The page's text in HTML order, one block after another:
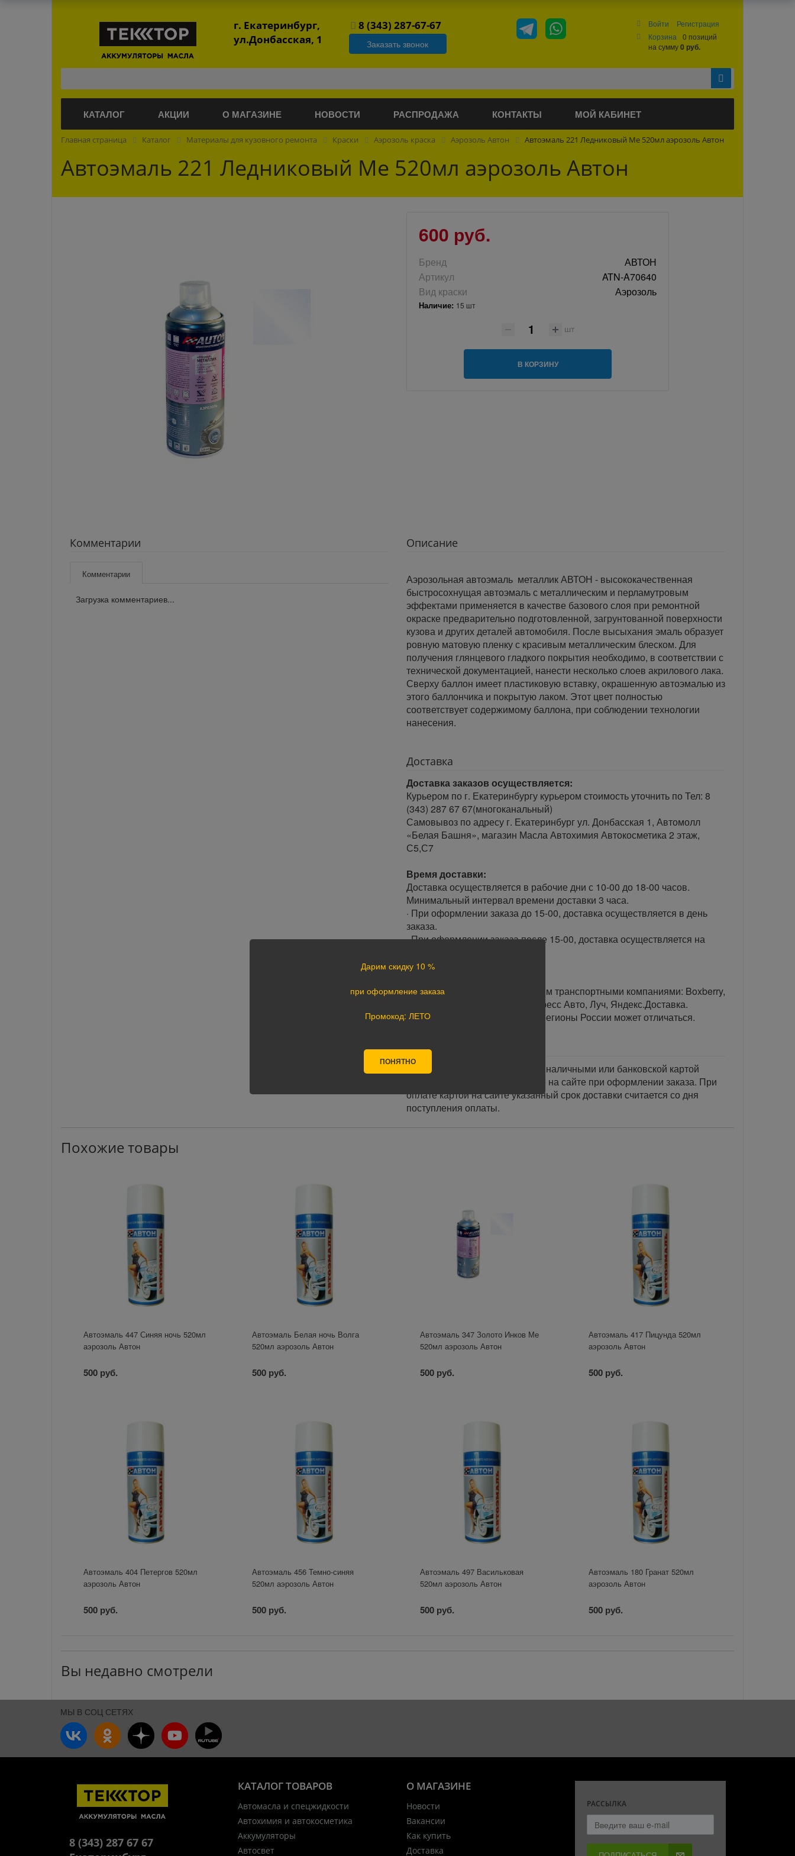
г. Екатеринбург,
ул.Донбасская, 1
8 (343) 287-67-67
Заказать звонок
Войти
Регистрация
Корзина
0 позиций
на сумму0 руб.
КАТАЛОГ АКЦИИ О МАГАЗИНЕ НОВОСТИ РАСПРОДАЖА КОНТАКТЫ МОЙ КАБИНЕТ
Главная страница Каталог Материалы для кузовного ремонта Краски Аэрозоль краска Аэрозоль Автон Автоэмаль 221 Ледниковый Ме 520мл аэрозоль Автон
Автоэмаль 221 Ледниковый Ме 520мл аэрозоль Автон
600 руб.
Бренд
АВТОН
Артикул
ATN-A70640
Вид краски
Аэрозоль
Наличие: 15 шт
шт
В КОРЗИНУ
Комментарии
Комментарии
Загрузка комментариев...
Описание
Аэрозольная автоэмаль металлик АВТОН - высококачественная
быстросохнущая автоэмаль с металлическим и перламутровым
эффектами применяется в качестве базового слоя при ремонтной
окраске предварительно подготовленной, загрунтованной поверхности
кузова и других деталей автомобиля. После высыхания эмаль образует
ровную матовую пленку с красивым металлическим блеском. Для
получения глянцевого гладкого покрытия необходимо, в соответствии с
технической документацией, нанести несколько слоев акрилового лака.
Сверху баллон имеет пластиковую вставку, окрашенную автоэмалью из
этого баллончика и покрытую лаком. Этот цвет полностью
соответствует содержимому баллона, при соблюдении технологии
нанесения.
Доставка
Доставка заказов осуществляется:
Курьером по г. Екатеринбургу курьером стоимость уточнить по Тел: 8
(343) 287 67 67(многоканальный)
Самовывоз по адресу г. Екатеринбург ул. Донбасская 1, Автомолл
«Белая Башня», магазин Масла Автохимия Автокосметика 2 этаж,
С5,С7
Время доставки:
Доставка осуществляется в рабочие дни с 10-00 до 18-00 часов.
Минимальный интервал времени доставки 3 часа.
· При оформлении заказа до 15-00, доставка осуществляется в день
заказа.
· При оформлении заказа после 15-00, доставка осуществляется на
В любой уголок России доставим транспортными компаниями: Boxberry,
Почта России, ПЭК, GTD, Экспресс Авто, Луч, Яндекс.Доставка.
Стоимость доставки в разные регионы России может отличаться.
Оплата
Оплата заказа осуществляется наличными или банковской картой
курьеру при получении, а также на сайте при оформлении заказа. При
оплате картой на сайте указанный срок доставки считается со дня
поступления оплаты.
Похожие товары
Автоэмаль 447 Синяя ночь 520мл
аэрозоль Автон
500 руб.
Автоэмаль Белая ночь Волга
520мл аэрозоль Автон
500 руб.
Автоэмаль 347 Золото Инков Ме
520мл аэрозоль Автон
500 руб.
Автоэмаль 417 Пицунда 520мл
аэрозоль Автон
500 руб.
Автоэмаль 404 Петергов 520мл
аэрозоль Автон
500 руб.
Автоэмаль 456 Темно-синяя
520мл аэрозоль Автон
500 руб.
Автоэмаль 497 Васильковая
520мл аэрозоль Автон
500 руб.
Автоэмаль 180 Гранат 520мл
аэрозоль Автон
500 руб.
Вы недавно смотрели
МЫ В СОЦ СЕТЯХ
О МАГАЗИНЕ
Новости
Вакансии
Как купить
Доставка
КАТАЛОГ ТОВАРОВ
Автомасла и спецжидкости
Автохимия и автокосметика
Аккумуляторы
Автосвет
РАССЫЛКА
8 (343) 287 67 67
Дарим скидку 10 %
при оформление заказа
Промокод: ЛЕТО
ПОНЯТНО